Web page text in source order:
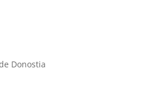
Donostia